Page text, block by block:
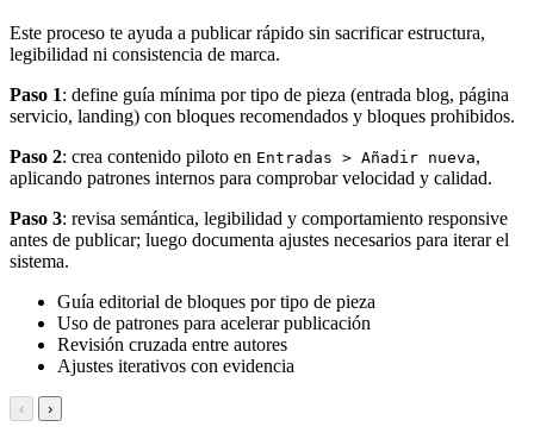
Este proceso te ayuda a publicar rápido sin sacrificar estructura,
legibilidad ni consistencia de marca.
Paso 1: define guía mínima por tipo de pieza (entrada blog, página
servicio, landing) con bloques recomendados y bloques prohibidos.
Paso 2: crea contenido piloto en Entradas > Añadir nueva,
aplicando patrones internos para comprobar velocidad y calidad.
Paso 3: revisa semántica, legibilidad y comportamiento responsive
antes de publicar; luego documenta ajustes necesarios para iterar el
sistema.
Guía editorial de bloques por tipo de pieza
Uso de patrones para acelerar publicación
Revisión cruzada entre autores
Ajustes iterativos con evidencia
‹ ›